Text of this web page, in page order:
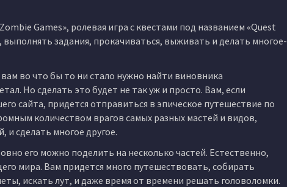
Games», ролевая игра с квестами под названием «Quest
задания, прокачиваться, выживать и делать многое-
во что бы то ни стало нужно найти виновника
Но сделать это будет не так уж и просто. Вам, если
сайта, придется отправиться в эпическое путешествие по
количеством врагов самых разных мастей и видов,
и сделать многое другое.
его можно поделить на несколько частей. Естественно,
мира. Вам придется много путешествовать, собирать
искать лут, и даже время от времени решать головоломки.